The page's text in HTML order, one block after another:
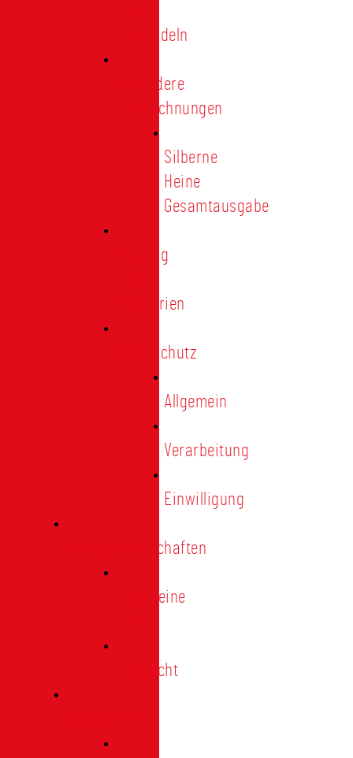
Treunadeln
Besondere
Auszeichnungen
Silberne
Heine
Gesamtausgabe
Satzung
Regularien
Datenschutz
Allgemein
Verarbeitung
Einwilligung
Tischgemeinschaften
Allgemeine
Übersicht